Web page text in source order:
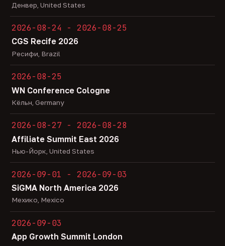
Денвер, United States
2026-08-24 - 2026-08-25
CGS Recife 2026
Ресифи, Brazil
2026-08-25
WN Conference Cologne
Кёльн, Germany
2026-08-27 - 2026-08-28
Affiliate Summit East 2026
Нью-Йорк, United States
2026-09-01 - 2026-09-03
SiGMA North America 2026
Мехико, Mexico
2026-09-03
App Growth Summit London